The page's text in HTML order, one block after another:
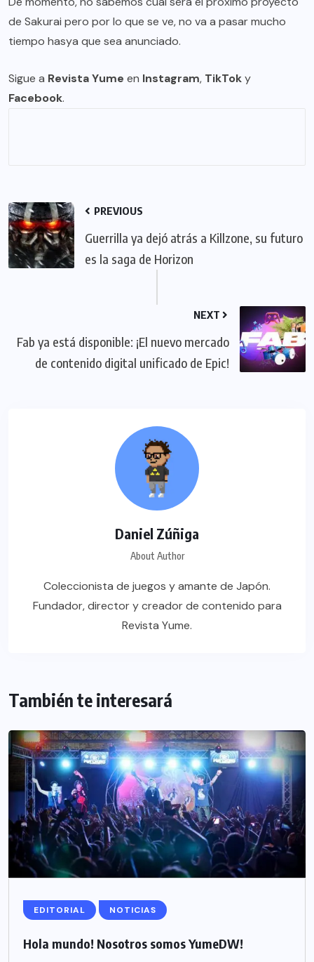
de Sakurai pero por lo que se ve, no va a pasar mucho
tiempo hasya que sea anunciado.
Sigue a Revista Yume en Instagram, TikToky
Facebook.
PREVIOUS
Guerrilla ya dejó atrás a Killzone, su futuro
es la saga de Horizon
NEXT
Fab ya está disponible: ¡El nuevo mercado
de contenido digital unificado de Epic!
Daniel Zúñiga
About Author
Coleccionista de juegos y amante de Japón.
Fundador, director y creador de contenido para
Revista Yume.
También te interesará
EDITORIAL NOTICIAS
Hola mundo! Nosotros somos YumeDW!